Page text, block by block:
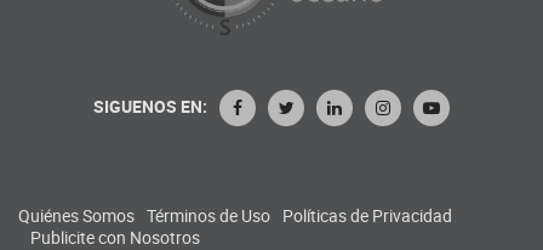
SIGUENOS EN:
Quiénes Somos Términos de Uso Políticas de Privacidad
Publicite con Nosotros